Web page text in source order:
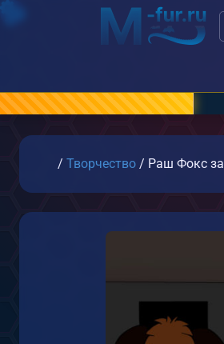
Главная
/ Творчество / Раш Фокс